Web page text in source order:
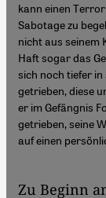
kann einen
Sabotage zu
nicht aus seinem
Haft sogar das
sich noch tiefer
getrieben, diese
er im Gefängnis
getrieben, seine
auf einen
Zu Beginn